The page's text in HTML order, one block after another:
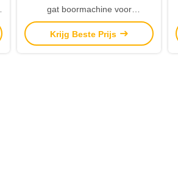
gat boormachine voor
brandkraan auto achteras klep
Krijg Beste Prijs